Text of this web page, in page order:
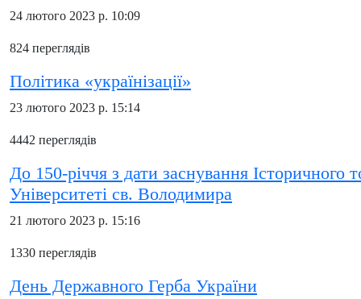
24 лютого 2023 р. 10:09
824 переглядів
Політика «українізації»
23 лютого 2023 р. 15:14
4442 переглядів
До 150-річчя з дати заснування Історичного
Університеті св. Володимира
21 лютого 2023 р. 15:16
1330 переглядів
День Державного Герба України